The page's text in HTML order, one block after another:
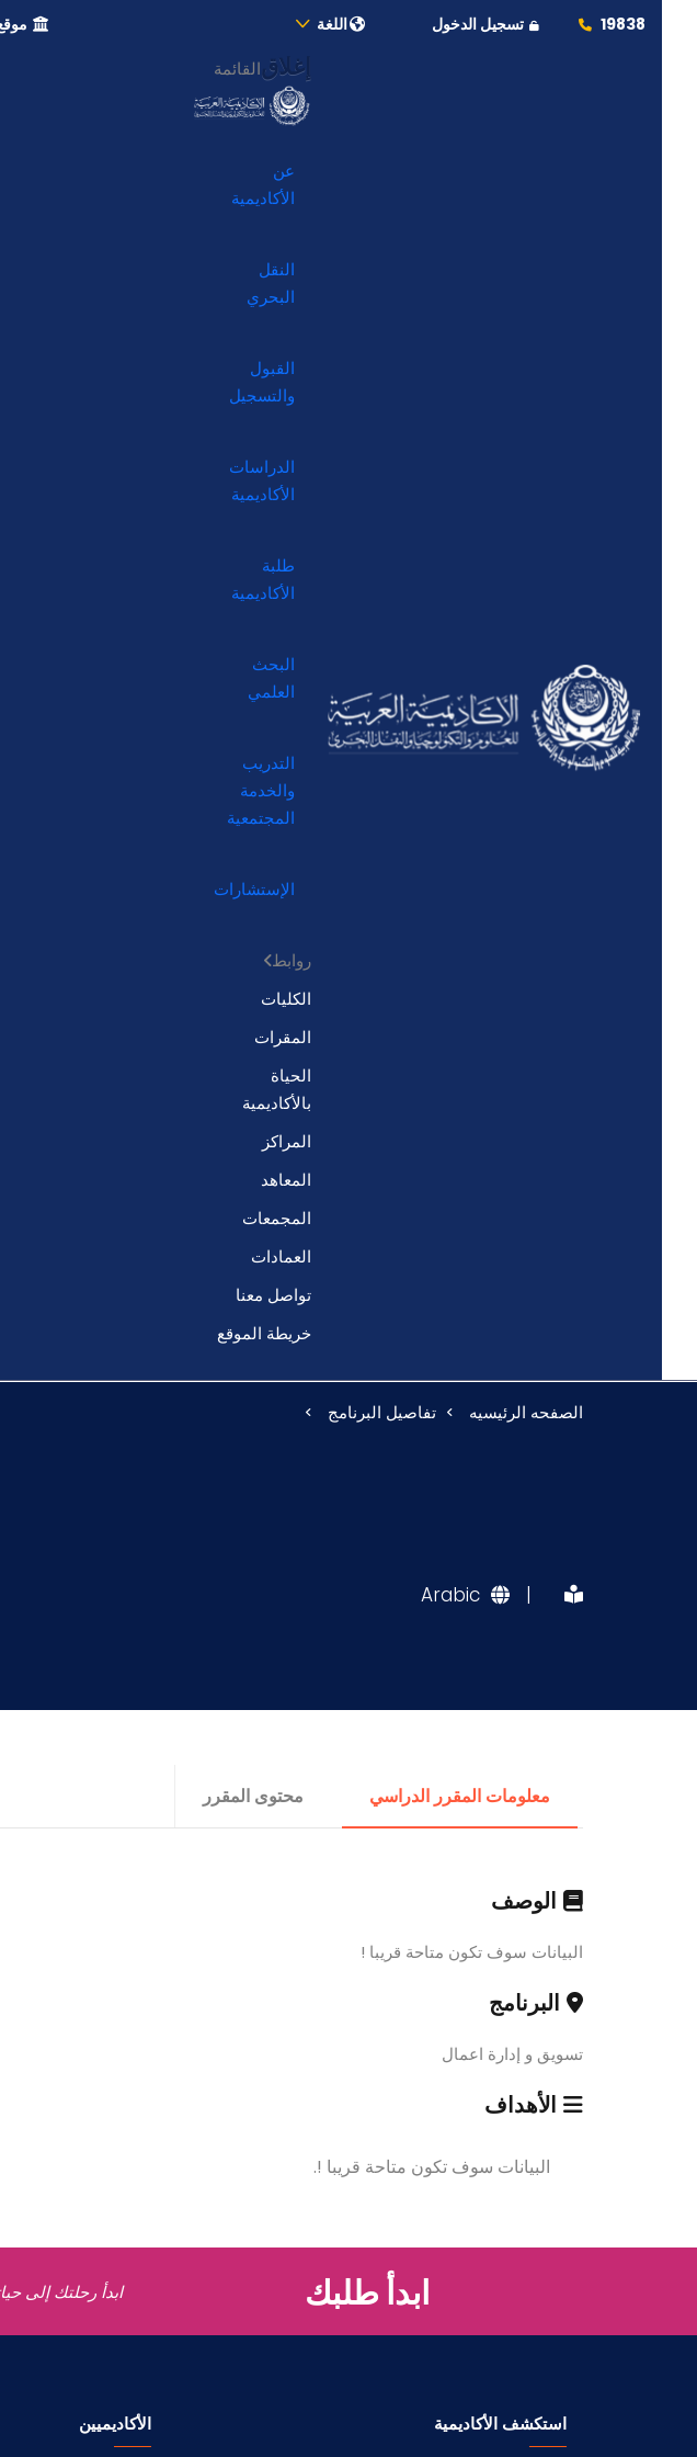
19838 تسجيل الدخول اللغة
إغلاق القائمة
عن
الأكاديمية
النقل
البحري
القبول
والتسجيل
الدراسات
الأكاديمية
طلبة
الأكاديمية
البحث
العلمي
التدريب
والخدمة
المجتمعية
الإستشارات
روابط
الكليات
المقرات
الحياة
بالأكاديمية
المراكز
المعاهد
المجمعات
العمادات
تواصل معنا
خريطة الموقع
الصفحه الرئيسيه تفاصيل البرنامج
|
Arabic
معلومات المقرر الدراسي محتوى المقرر
الوصف
البيانات سوف تكون متاحة قريبا !
البرنامج
تسويق و إدارة اعمال
الأهداف
البيانات سوف تكون متاحة قريبا !.
ابدأ طلبك ابدأ رحلتك إلى
استكشف الأكاديمية الأكاديميين